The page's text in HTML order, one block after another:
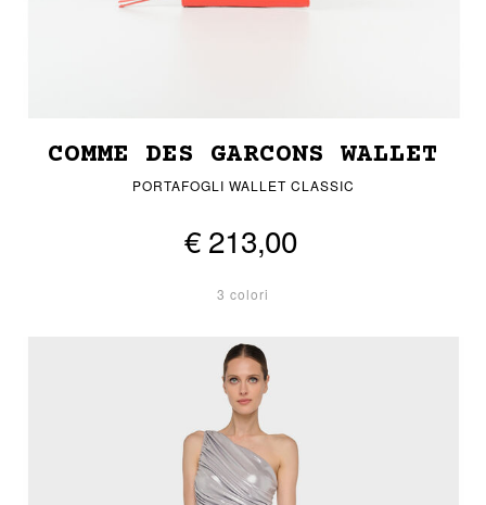
COMME DES GARCONS WALLET
PORTAFOGLI WALLET CLASSIC
€ 213,00
3 colori